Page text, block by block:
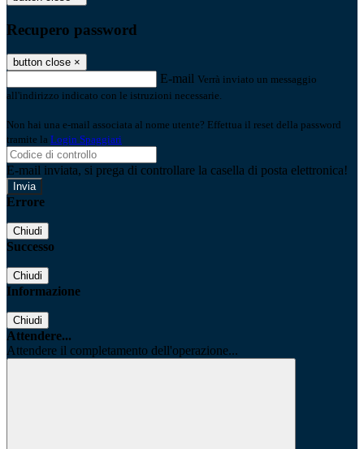
Recupero password
button close ×
E-mail Verrà inviato un messaggio
all'indirizzo indicato con le istruzioni necessarie.
Non hai una e-mail associata al nome utente? Effettua il reset della password
tramite la Login Spaggiari
E-mail inviata, si prega di controllare la casella di posta elettronica!
Errore
Chiudi
Successo
Chiudi
Informazione
Chiudi
Attendere...
Attendere il completamento dell'operazione...